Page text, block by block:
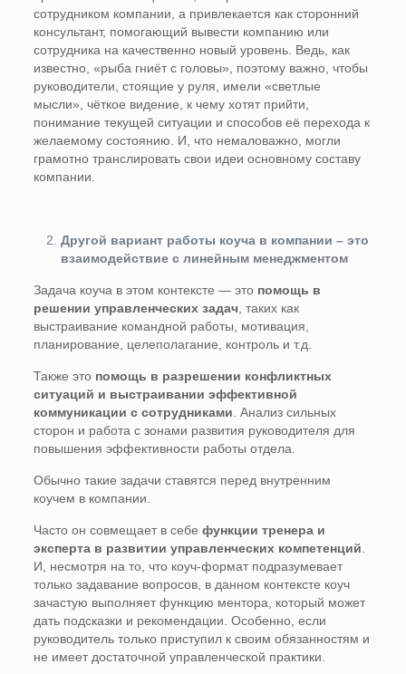
сотрудником компании, а привлекается как сторонний
консультант, помогающий вывести компанию или
сотрудника на качественно новый уровень. Ведь, как
известно, «рыба гниёт с головы», поэтому важно, чтобы
руководители, стоящие у руля, имели «светлые
мысли», чёткое видение, к чему хотят прийти,
понимание текущей ситуации и способов её перехода к
желаемому состоянию. И, что немаловажно, могли
грамотно транслировать свои идеи основному составу
компании.
Другой вариант работы коуча в компании – это
взаимодействие с линейным менеджментом
Задача коуча в этом контексте — это помощь в
решении управленческих задач, таких как
выстраивание командной работы, мотивация,
планирование, целеполагание, контроль и т.д.
Также это помощь в разрешении конфликтных
ситуаций и выстраивании эффективной
коммуникации с сотрудниками . Анализ сильных
сторон и работа с зонами развития руководителя для
повышения эффективности работы отдела.
Обычно такие задачи ставятся перед внутренним
коучем в компании.
Часто он совмещает в себе функции тренера и
эксперта в развитии управленческих компетенций
И, несмотря на то, что коуч-формат подразумевает
только задавание вопросов, в данном контексте коуч
зачастую выполняет функцию ментора, который может
дать подсказки и рекомендации. Особенно, если
руководитель только приступил к своим обязанностям и
не имеет достаточной управленческой практики.